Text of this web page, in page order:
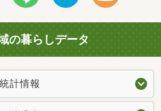
の暮らしデータ
計情報